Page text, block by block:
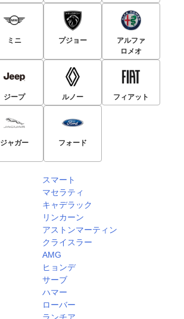
ミニ プジョー
アルファ
ロメオ
ジープ ルノー フィアット
ジャガー フォード
スマート
マセラティ
キャデラック
リンカーン
アストンマーティン
クライスラー
AMG
ヒョンデ
サーブ
ハマー
ローバー